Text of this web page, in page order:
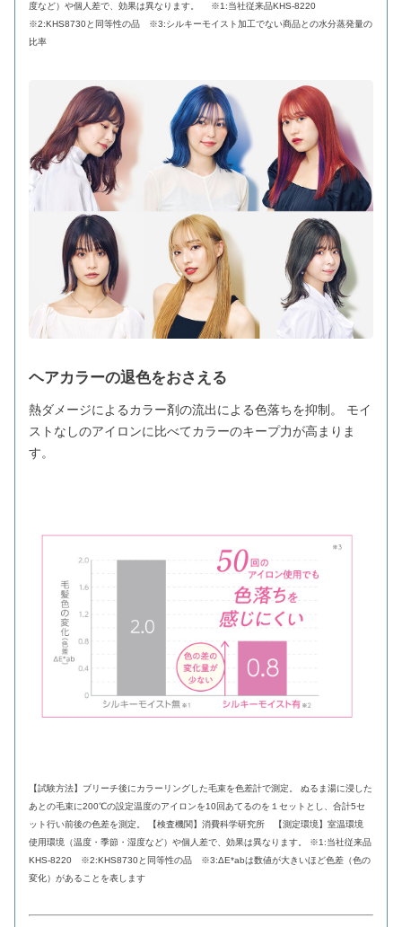
度など）や個人差で、効果は異なります。 ※1:当社従来品KHS-8220
※2:KHS8730と同等性の品 ※3:シルキーモイスト加工でない商品との水分蒸発量の
比率
ヘアカラーの退色をおさえる
熱ダメージによるカラー剤の流出による色落ちを抑制。 モイ
ストなしのアイロンに比べてカラーのキープ力が高まりま
す。
【試験方法】ブリーチ後にカラーリングした毛束を色差計で測定。 ぬるま湯に浸した
あとの毛束に200℃の設定温度のアイロンを10回あてるのを１セットとし、合計5セ
ット行い前後の色差を測定。 【検査機関】消費科学研究所 【測定環境】室温環境
使用環境（温度・季節・湿度など）や個人差で、効果は異なります。 ※1:当社従来品
KHS-8220 ※2:KHS8730と同等性の品 ※3:ΔE*abは数値が大きいほど色差（色の
変化）があることを表します